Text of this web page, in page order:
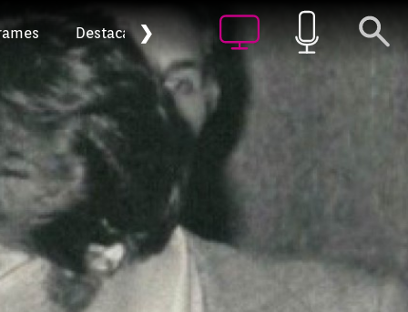
Destacat Arxiu
❯